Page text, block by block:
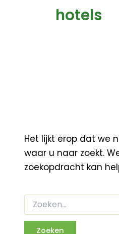
hotels
Het lijkt erop dat we
waar u naar zoekt.
zoekopdracht kan